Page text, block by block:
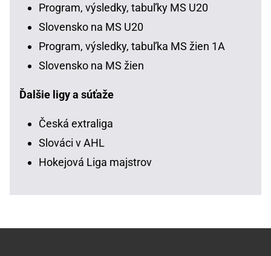
Program, výsledky, tabuľky MS U20
Slovensko na MS U20
Program, výsledky, tabuľka MS žien 1A
Slovensko na MS žien
Ďalšie ligy a súťaže
Česká extraliga
Slováci v AHL
Hokejová Liga majstrov